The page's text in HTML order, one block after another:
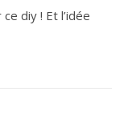
diy ! Et l’idée